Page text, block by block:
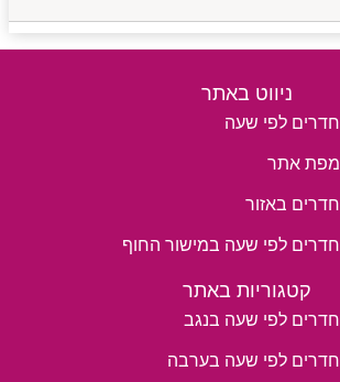
ניווט באתר
חדרים לפי שעה
מפת אתר
חדרים באזור
חדרים לפי שעה במישור החוף
קטגוריות באתר
חדרים לפי שעה בנגב
חדרים לפי שעה בערבה